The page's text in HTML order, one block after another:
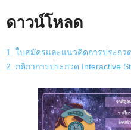
ดาวน์โหลด
1. ใบสมัครและแนวคิดการประกว
2. กติกาการประกวด Interactive